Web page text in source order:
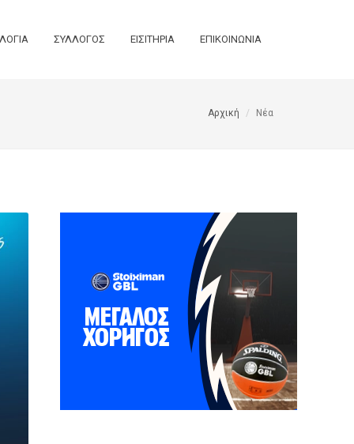
ΣΥΛΛΟΓΟΣ ΕΙΣΙΤΗΡΙΑ ΕΠΙΚΟΙΝΩΝΙΑ
Αρχική Νέα